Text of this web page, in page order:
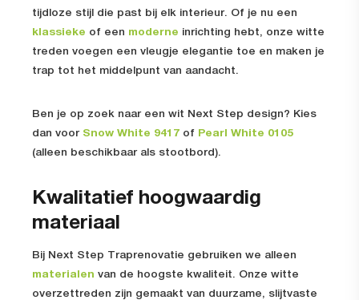
tijdloze stijl die past bij elk interieur. Of je nu een
klassieke of een moderne inrichting hebt, onze witte
treden voegen een vleugje elegantie toe en maken je
trap tot het middelpunt van aandacht.
Ben je op zoek naar een wit Next Step design? Kies
dan voor Snow White 9417 of Pearl White 0105
(alleen beschikbaar als stootbord).
Kwalitatief hoogwaardig
materiaal
Bij Next Step Traprenovatie gebruiken we alleen
materialen van de hoogste kwaliteit. Onze witte
overzettreden zijn gemaakt van duurzame, slijtvaste